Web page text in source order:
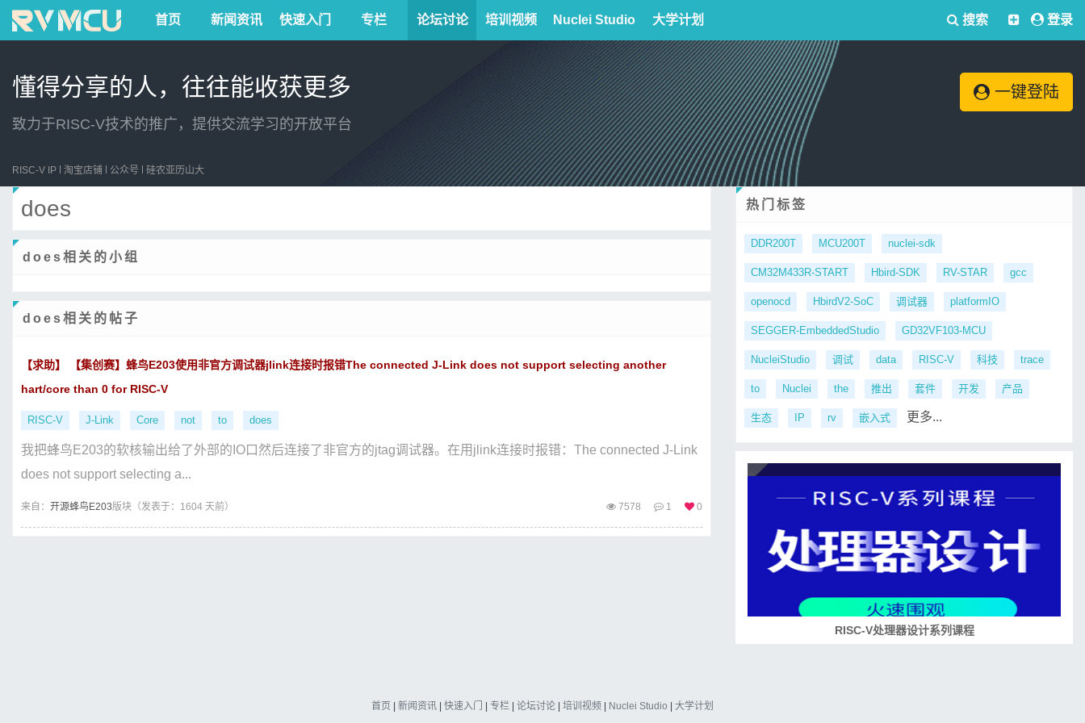
首页 新闻资讯 快速入门 专栏 论坛讨论 培训视频 Nuclei Studio 大学计划 搜索 登录
懂得分享的人，往往能收获更多
致力于RISC-V技术的推广，提供交流学习的开放平台
一键登陆
RISC-V IP 淘宝店铺 公众号 硅农亚历山大
does
does相关的小组
does相关的帖子
【求助】 【集创赛】蜂鸟E203使用非官方调试器jlink连接时报错The connected J-Link does not support selecting another
hart/core than 0 for RISC-V
RISC-V J-Link Core not to does
我把蜂鸟E203的软核输出给了外部的IO口然后连接了非官方的jtag调试器。在用jlink连接时报错：The connected J-Link
does not support selecting a...
来自： 开源蜂鸟E203版块（发表于：1604 天前） 7578 1 0
热门标签
DDR200T MCU200T nuclei-sdk
CM32M433R-START Hbird-SDK RV-STAR gcc
openocd HbirdV2-SoC 调试器 platformIO
SEGGER-EmbeddedStudio GD32VF103-MCU
NucleiStudio 调试 data RISC-V 科技 trace
to Nuclei the 推出 套件 开发 产品
生态 IP rv 嵌入式 更多...
RISC-V处理器设计系列课程
首页 新闻资讯 快速入门 专栏 论坛讨论 培训视频 Nuclei Studio 大学计划